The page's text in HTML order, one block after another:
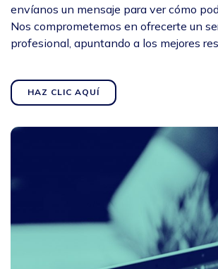
envíanos un mensaje para ver cómo
Nos comprometemos en ofrecerte un
profesional, apuntando a los mejores
HAZ CLIC AQUÍ